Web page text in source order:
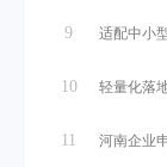
9 适配中小
10 轻量化落
11 河南企业